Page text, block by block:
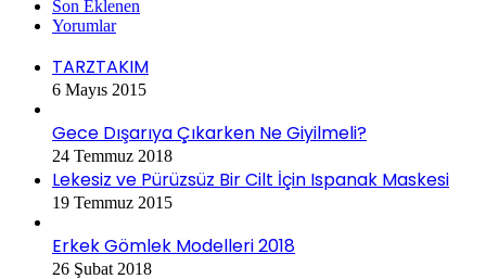
Son Eklenen
Yorumlar
TARZTAKIM
6 Mayıs 2015
Gece Dışarıya Çıkarken Ne Giyilmeli?
24 Temmuz 2018
Lekesiz ve Pürüzsüz Bir Cilt İçin Ispanak Maskesi
19 Temmuz 2015
Erkek Gömlek Modelleri 2018
26 Şubat 2018